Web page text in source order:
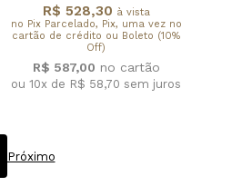
R$ 528,30 à vista
no Pix Parcelado, Pix, uma vez no
cartão de crédito ou Boleto (10%
Off)
R$ 587,00
ou 10x de R$ 58,70 sem juros
Próximo